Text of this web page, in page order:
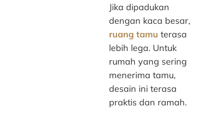
Jika dipadukan
dengan kaca besar,
ruang tamu terasa
lebih lega. Untuk
rumah yang sering
menerima tamu,
desain ini terasa
praktis dan ramah.